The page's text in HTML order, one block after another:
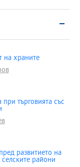
на храните
търговията със
развитието на
райони